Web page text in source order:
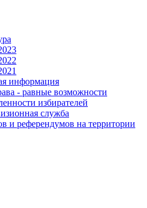
информация
- равные возможности
избирателей
служба
и референдумов на территории